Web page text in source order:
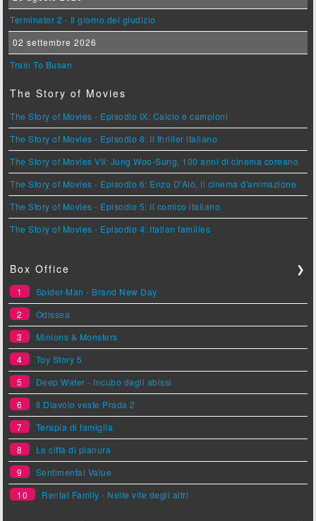
Terminator 2 - Il giorno del giudizio
02 settembre 2026
Train To Busan
The Story of Movies
The Story of Movies - Episodio IX: Calcio e campioni
The Story of Movies - Episodio 8: Il thriller italiano
The Story of Movies VII: Jung Woo-Sung, 100 anni di cinema coreano
The Story of Movies - Episodio 6: Enzo D'Alò, il cinema d'animazione
The Story of Movies - Episodio 5: Il comico italiano
The Story of Movies - Episodio 4: Italian families
Box Office ❯
1
Spider-Man - Brand New Day
2
Odissea
3
Minions & Monsters
4
Toy Story 5
5
Deep Water - Incubo dagli abissi
6
Il Diavolo veste Prada 2
7
Terapia di famiglia
8
Le città di pianura
9
Sentimental Value
10
Rental Family - Nelle vite degli altri